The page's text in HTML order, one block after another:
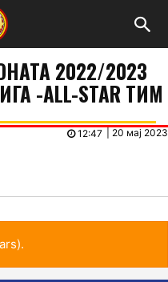
2022/2023
-ALL-STAR ТИМ
20 мај 2023
12:47